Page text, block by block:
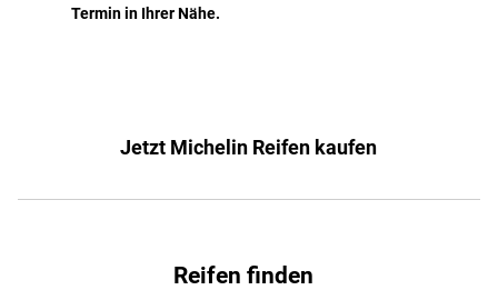
Termin in Ihrer Nähe.
Jetzt Michelin Reifen kaufen
Reifen finden